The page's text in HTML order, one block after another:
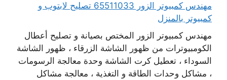
مهندس كمبيوتر الزور 65511033 تصليح لابتوب و
كمبيوتر بالمنزل
مهندس كمبيوتر الزور المختص بصيانة و تصليح أعطال
الكومبيوترات من ظهور الشاشة الزرقاء ، ظهور الشاشة
السوداء ، تعطيل كرت الشاشة وحدة معالجة الرسومات
، مشاكل وحدات الطاقة و التغذية ، معالجة مشاكل